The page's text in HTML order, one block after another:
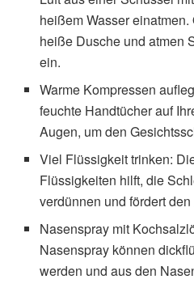
heißem Wasser
heiße Dusche und atmen
ein.
Warme Kompressen
feuchte Handtücher auf
Augen, um den
Viel Flüssigkeit trinken:
Flüssigkeiten hilft, die
verdünnen und fördert
Nasenspray mit
Nasenspray können
werden und aus den